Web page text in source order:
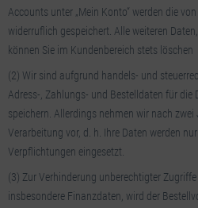
Accounts unter „Mein Konto“ werden die
widerruflich gespeichert. Alle weiteren
können Sie im Kundenbereich stets löschen
(2) Wir sind aufgrund handels- und
Adress-, Zahlungs- und Bestelldaten für die
speichern. Allerdings nehmen wir nach
Verarbeitung vor, d. h. Ihre Daten werden
Verpflichtungen eingesetzt.
(3) Zur Verhinderung unberechtigter
insbesondere Finanzdaten, wird der